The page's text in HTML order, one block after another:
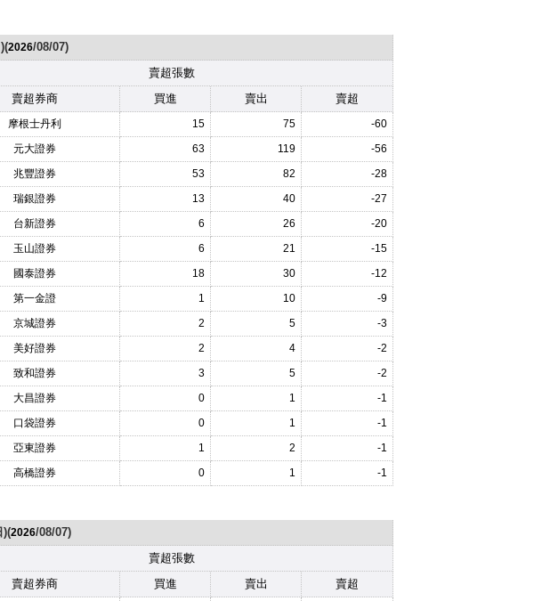
2026/08/07)
賣超張數
賣超券商 買進 賣出 賣超
摩根士丹利 15 75
-60
元大證券 63 119
-56
兆豐證券 53 82
-28
瑞銀證券 13 40
-27
台新證券 6 26
-20
玉山證券 6 21
-15
國泰證券 18 30
-12
第一金證 1 10
-9
京城證券 2 5
-3
美好證券 2 4
-2
致和證券 3 5
-2
大昌證券 0 1
-1
口袋證券 0 1
-1
亞東證券 1 2
-1
高橋證券 0 1 -1
)(2026/08/07)
賣超張數
賣超券商 買進 賣出 賣超